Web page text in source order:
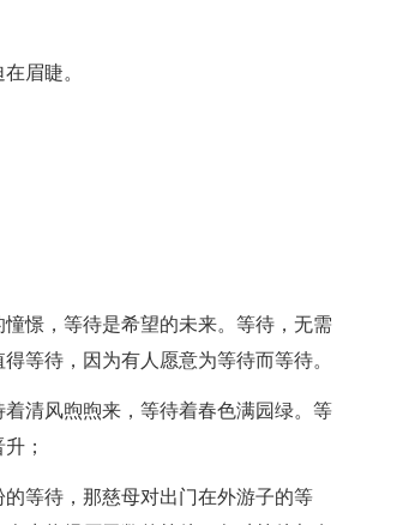
眉睫。
憬，等待是希望的未来。等待，无需
等待，因为有人愿意为等待而等待。
清风煦煦来，等待着春色满园绿。等
；
等待，那慈母对出门在外游子的等